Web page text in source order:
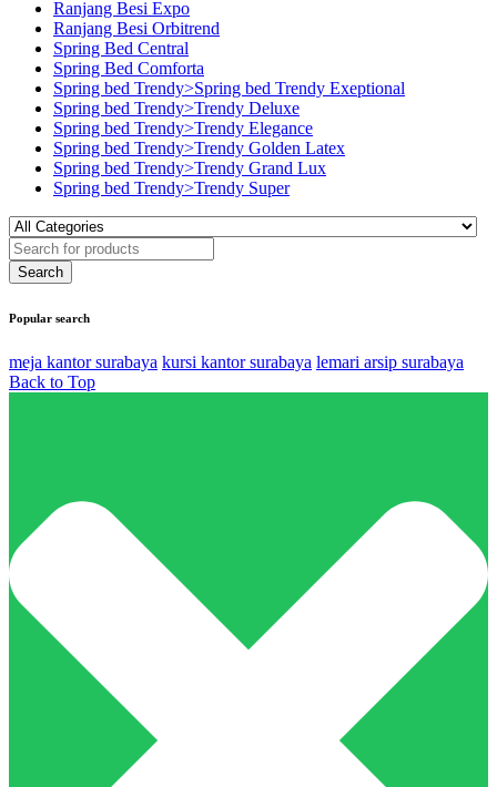
Ranjang Besi Expo
Ranjang Besi Orbitrend
Spring Bed Central
Spring Bed Comforta
Spring bed Trendy>Spring bed Trendy Exeptional
Spring bed Trendy>Trendy Deluxe
Spring bed Trendy>Trendy Elegance
Spring bed Trendy>Trendy Golden Latex
Spring bed Trendy>Trendy Grand Lux
Spring bed Trendy>Trendy Super
Popular search
meja kantor surabaya kursi kantor surabaya lemari arsip surabaya
Back to Top